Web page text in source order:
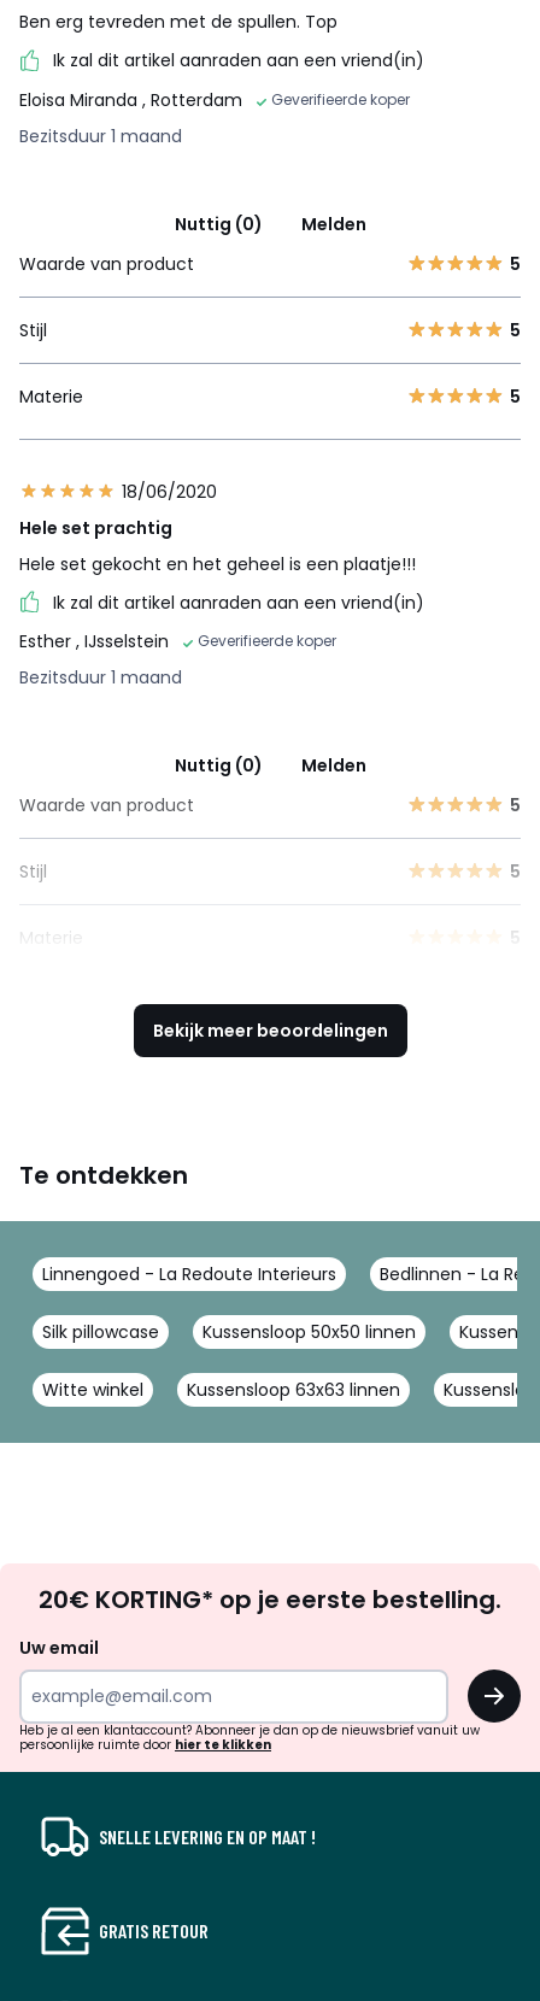
Ben erg tevreden met de spullen. Top
Ik zal dit artikel aanraden aan een vriend(in)
Eloisa Miranda , Rotterdam Geverifieerde koper
Bezitsduur 1 maand
Nuttig (0)
Melden
Waarde van product
5
Stijl 5
Materie 5
18/06/2020
Hele set prachtig
Hele set gekocht en het geheel is een plaatje!!!
Ik zal dit artikel aanraden aan een vriend(in)
Esther , IJsselstein Geverifieerde koper
Bezitsduur 1 maand
Nuttig (0)
Melden
Waarde van product
5
Stijl 5
Materie 5
Bekijk meer beoordelingen
Te ontdekken
Linnengoed - La Redoute Interieurs Bedlinnen - La
Silk pillowcase Kussensloop 50x50 linnen
Witte winkel Kussensloop 63x63 linnen
zoek
inspiratie
verrassingen?
20€ KORTING* op je eerste bestelling.
Uw email
OK
Heb je al een klantaccount? Abonneer je dan op de nieuwsbrief vanuit uw
persoonlijke ruimte door hier te klikken
SNELLE LEVERING EN OP MAAT !
GRATIS RETOUR